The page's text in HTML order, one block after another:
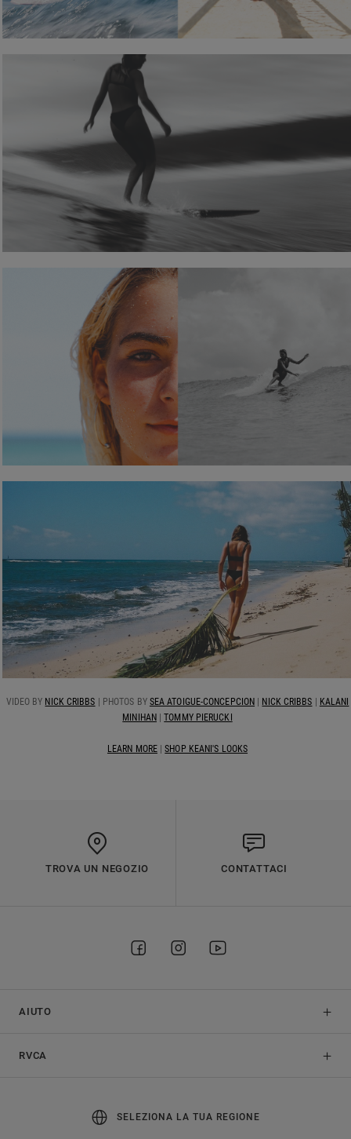
VIDEO BY NICK CRIBBS | PHOTOS BY SEA ATOIGUE-CONCEPCION NICK CRIBBS
KALANI
MINIHAN |TOMMY PIERUCKI
LEARN MORE|SHOP KEANI'S LOOKS
TROVA UN NEGOZIO CONTATTACI
AIUTO
RVCA
SELEZIONA LA TUA REGIONE